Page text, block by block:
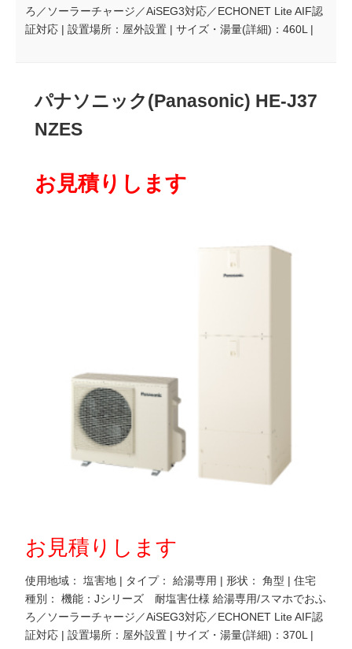
ろ／ソーラーチャージ／AiSEG3対応／ECHONET Lite AIF認
証対応 | 設置場所：屋外設置 | サイズ・湯量(詳細)：460L |
パナソニック(Panasonic) HE-J37
NZES
お見積りします
お見積りします
使用地域： 塩害地 | タイプ： 給湯専用 | 形状： 角型 | 住宅
種別： 機能：Jシリーズ 耐塩害仕様 給湯専用/スマホでおふ
ろ／ソーラーチャージ／AiSEG3対応／ECHONET Lite AIF認
証対応 | 設置場所：屋外設置 | サイズ・湯量(詳細)：370L |